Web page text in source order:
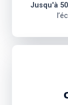
Jusqu'à